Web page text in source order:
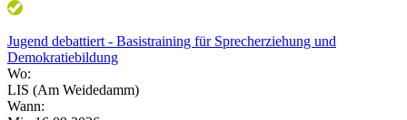
Jugend debattiert - Basistraining für Sprecherziehung und
Demokratiebildung
Wo:
LIS (Am Weidedamm)
Wann: